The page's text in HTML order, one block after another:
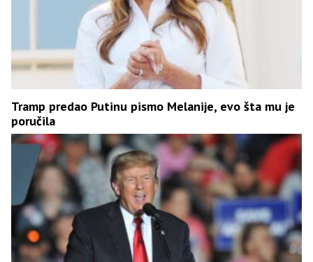
Tramp predao Putinu pismo Melanije, evo šta mu je
poručila